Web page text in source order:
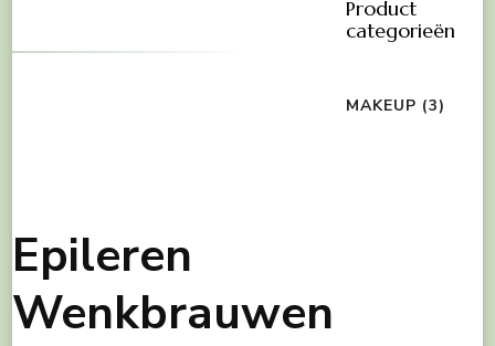
Epileren
Wenkbrauwen
Product
categorieën
MAKEUP (3)